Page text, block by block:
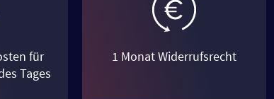
für
Tages
1 Monat Widerrufsrecht